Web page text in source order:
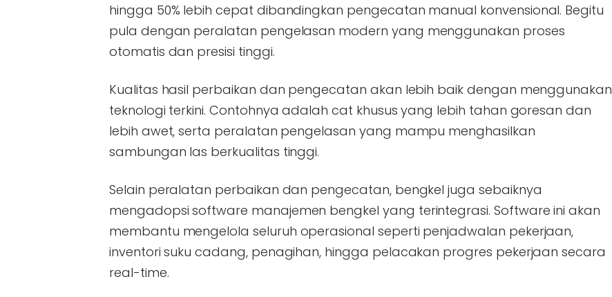
hingga 50% lebih cepat dibandingkan pengecatan manual konvensional. Begitu
pula dengan peralatan pengelasan modern yang menggunakan proses
otomatis dan presisi tinggi.
Kualitas hasil perbaikan dan pengecatan akan lebih baik dengan menggunakan
teknologi terkini. Contohnya adalah cat khusus yang lebih tahan goresan dan
lebih awet, serta peralatan pengelasan yang mampu menghasilkan
sambungan las berkualitas tinggi.
Selain peralatan perbaikan dan pengecatan, bengkel juga sebaiknya
mengadopsi software manajemen bengkel yang terintegrasi. Software ini akan
membantu mengelola seluruh operasional seperti penjadwalan pekerjaan,
inventori suku cadang, penagihan, hingga pelacakan progres pekerjaan secara
real-time.